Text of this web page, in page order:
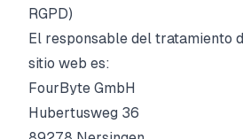
RGPD)
El responsable del tratamiento
sitio web es:
FourByte GmbH
Hubertusweg 36